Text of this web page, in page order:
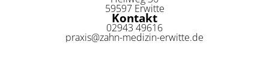
59597 Erwitte
Kontakt
02943 49616
praxis@zahn-medizin-erwitte.de